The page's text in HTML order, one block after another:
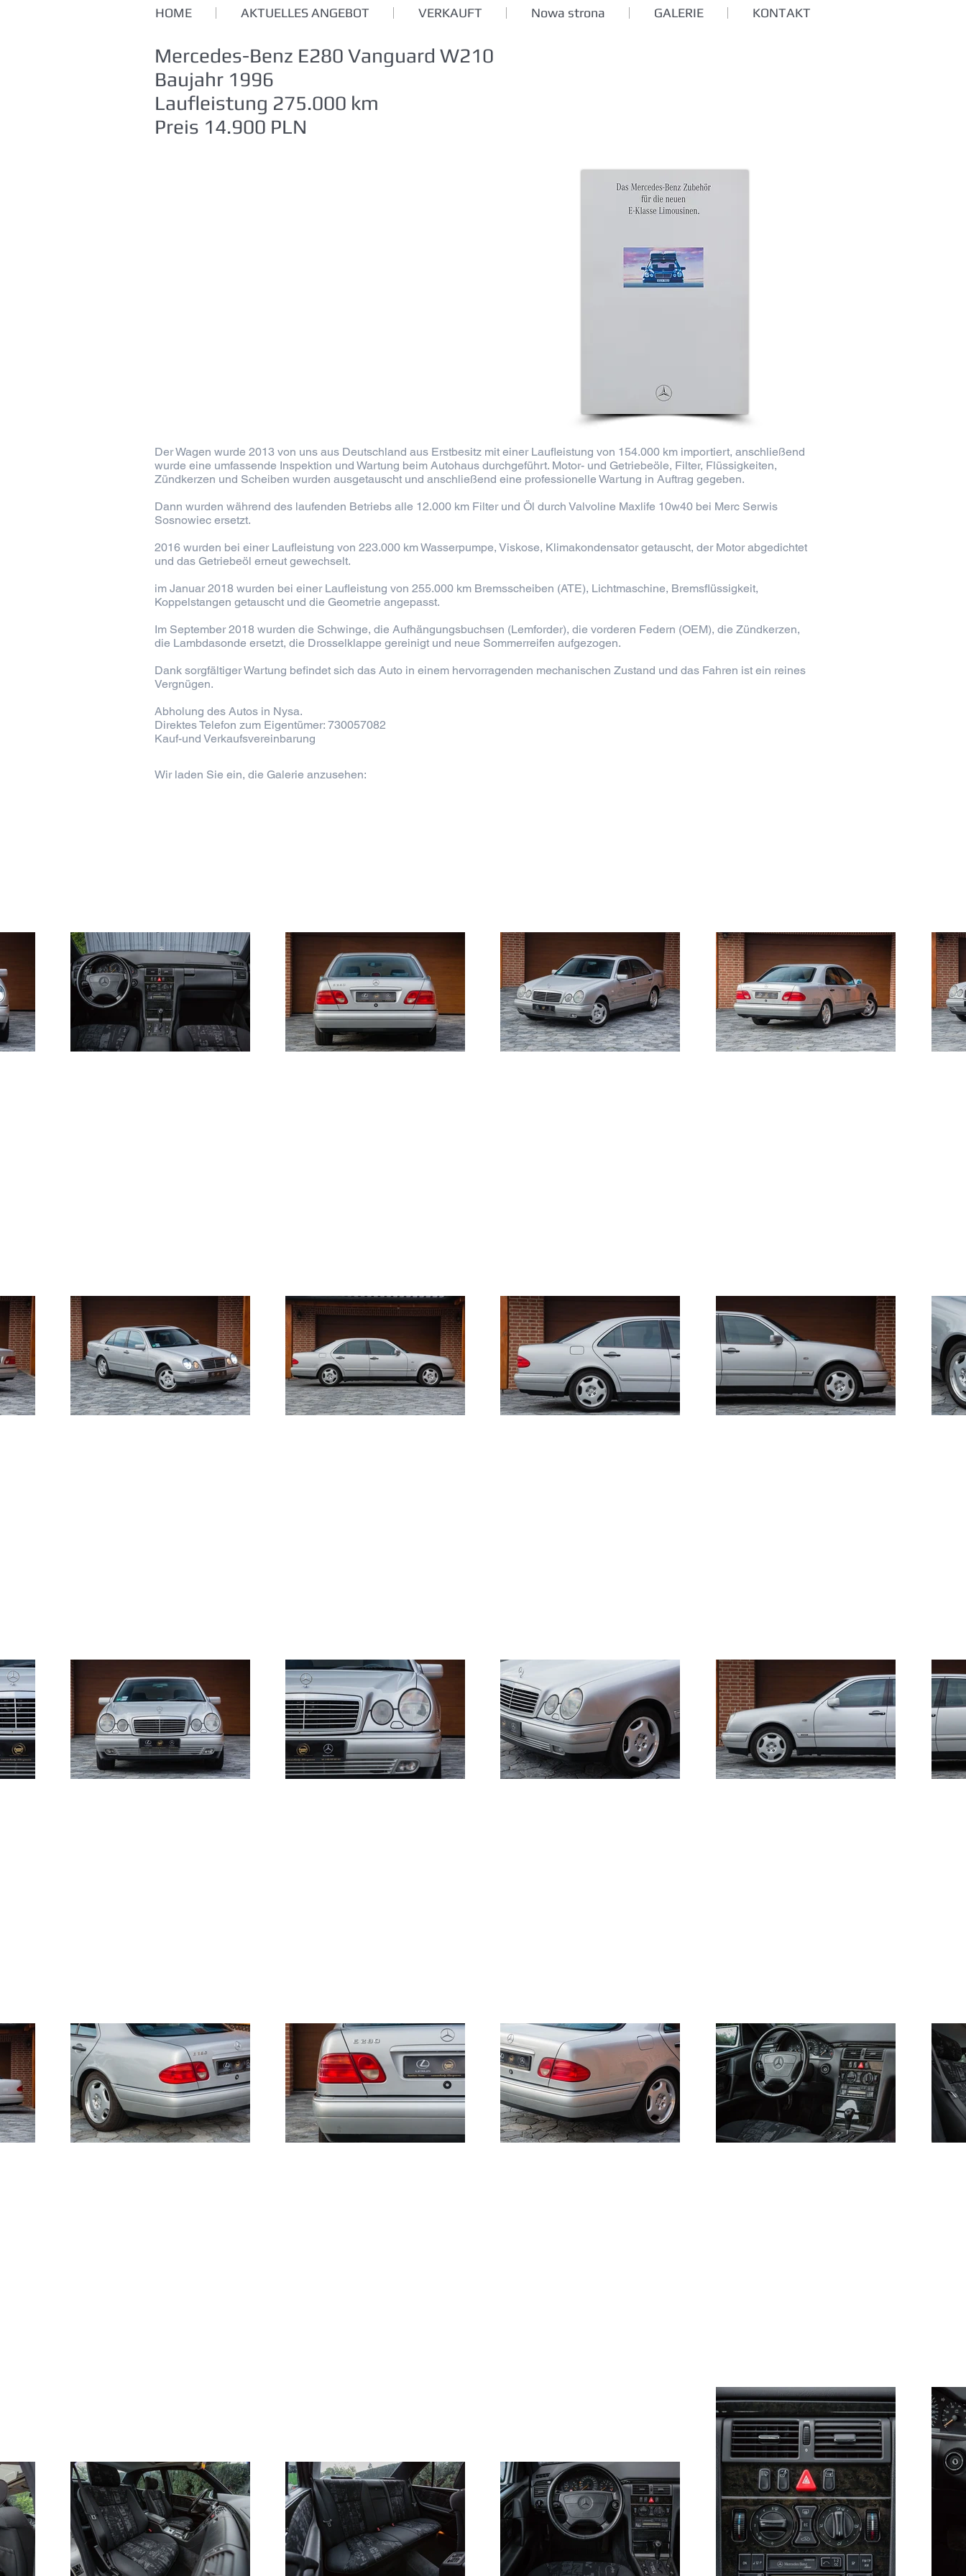
HOME AKTUELLES ANGEBOT VERKAUFT Nowa strona GALERIE KONTAKT
Mercedes-Benz E280 Vanguard W210
Baujahr 1996
Laufleistung 275.000 km
Preis 14.900 PLN
Der Wagen wurde 2013 von uns aus Deutschland aus Erstbesitz mit einer Laufleistung von 154.000 km importiert, anschließend
wurde eine umfassende Inspektion und Wartung beim Autohaus durchgeführt. Motor- und Getriebeöle, Filter, Flüssigkeiten,
Zündkerzen und Scheiben wurden ausgetauscht und anschließend eine professionelle Wartung in Auftrag gegeben.
Dann wurden während des laufenden Betriebs alle 12.000 km Filter und Öl durch Valvoline Maxlife 10w40 bei Merc Serwis
Sosnowiec ersetzt.
2016 wurden bei einer Laufleistung von 223.000 km Wasserpumpe, Viskose, Klimakondensator getauscht, der Motor abgedichtet
und das Getriebeöl erneut gewechselt.
im Januar 2018 wurden bei einer Laufleistung von 255.000 km Bremsscheiben (ATE), Lichtmaschine, Bremsflüssigkeit,
Koppelstangen getauscht und die Geometrie angepasst.
Im September 2018 wurden die Schwinge, die Aufhängungsbuchsen (Lemforder), die vorderen Federn (OEM), die Zündkerzen,
die Lambdasonde ersetzt, die Drosselklappe gereinigt und neue Sommerreifen aufgezogen.
Dank sorgfältiger Wartung befindet sich das Auto in einem hervorragenden mechanischen Zustand und das Fahren ist ein reines
Vergnügen.
Abholung des Autos in Nysa.
Direktes Telefon zum Eigentümer: 730057082
Kauf-und Verkaufsvereinbarung
Wir laden Sie ein, die Galerie anzusehen: